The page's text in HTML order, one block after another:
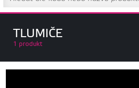
TLUMIČE
1 produkt